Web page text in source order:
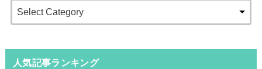
人気記事ランキング